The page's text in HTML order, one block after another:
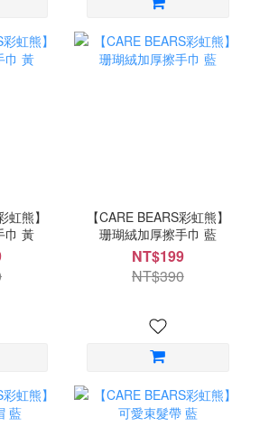
虹熊】
巾 黃
【CARE BEARS彩虹熊】
珊瑚絨加厚擦手巾 藍
NT$199
NT$390